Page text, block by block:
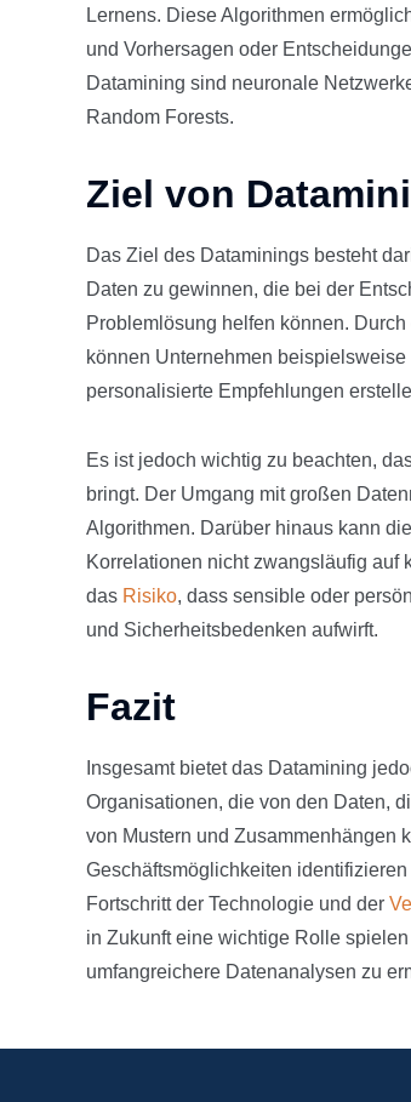
Lernens. Diese Algorithmen
und Vorhersagen oder
Datamining sind neuronale
Random Forests.
Ziel von
Das Ziel des Dataminings besteht
Daten zu gewinnen, die bei der
Problemlösung helfen können.
können Unternehmen
personalisierte Empfehlungen
Es ist jedoch wichtig zu beachten,
bringt. Der Umgang mit großen
Algorithmen. Darüber hinaus kann
Korrelationen nicht zwangsläufig auf
das Risiko, dass sensible oder
und Sicherheitsbedenken aufwirft.
Fazit
Insgesamt bietet das Datamining
Organisationen, die von den Daten,
von Mustern und Zusammenhängen
Geschäftsmöglichkeiten
Fortschritt der Technologie und der
in Zukunft eine wichtige Rolle
umfangreichere Datenanalysen zu